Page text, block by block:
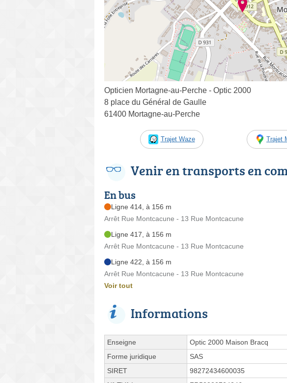
Opticien Mortagne-au-Perche - Optic 2000
8 place du Général de Gaulle
61400 Mortagne-au-Perche
Trajet Waze Trajet
Venir en transports en
En bus
Ligne 414, à 156 m
Arrêt Rue Montcacune - 13 Rue Montcacune
Ligne 417, à 156 m
Arrêt Rue Montcacune - 13 Rue Montcacune
Ligne 422, à 156 m
Arrêt Rue Montcacune - 13 Rue Montcacune
Voir tout
Informations
Enseigne
Optic 2000 Maison Bracq
Forme juridique
SAS
SIRET
98272434600035